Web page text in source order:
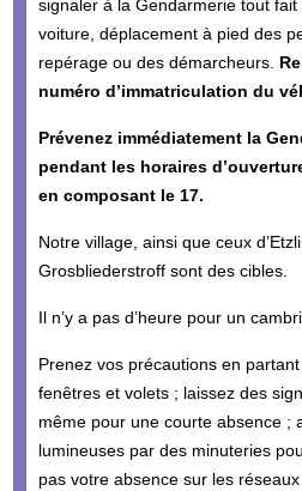
signaler à la Gendarmerie tout
voiture, déplacement à pied des
repérage ou des démarcheurs.
numéro d’immatriculation du
Prévenez immédiatement la
pendant les horaires
en composant le 17.
Notre village, ainsi que ceux
Grosbliederstroff sont des cibles.
Il n’y a pas d’heure pour un
Prenez vos précautions en
fenêtres et volets ; laissez des
même pour une courte absence ;
lumineuses par des minuteries
pas votre absence sur les